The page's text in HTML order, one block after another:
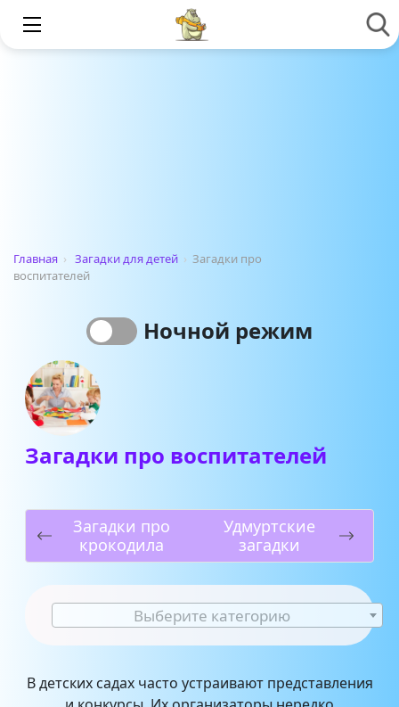
Главная › Загадки для детей › Загадки про
воспитателей
Ночной режим
Загадки про воспитателей
Загадки про
крокодила
Удмуртские
загадки
Выберите категорию
В детских садах часто устраивают представления